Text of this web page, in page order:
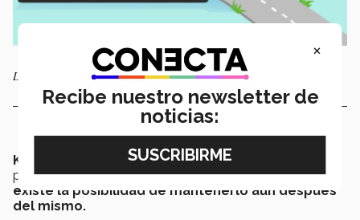
Los niños se divierten mientras aprenden
Karen
y su equipo contemplan la continuidad del
proyecto durante el resto del confinamiento, aunque
existe la posibilidad de mantenerlo aún después
del mismo.
×
Recibe nuestro newsletter de
noticias: